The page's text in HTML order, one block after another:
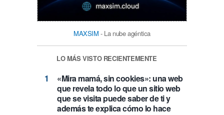
MAXSIM - La nube agéntica
LO MÁS VISTO RECIENTEMENTE
«Mira mamá, sin cookies»: una web
que revela todo lo que un sitio web
que se visita puede saber de ti y
además te explica cómo lo hace